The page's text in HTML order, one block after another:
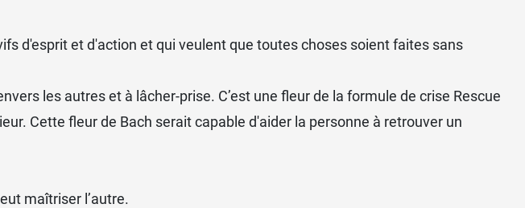
d'esprit et d'action et qui veulent que toutes choses soient faites sans
les autres et à lâcher-prise. C’est une fleur de la formule de crise Rescue
Cette fleur de Bach serait capable d'aider la personne à retrouver un
maîtriser l’autre.